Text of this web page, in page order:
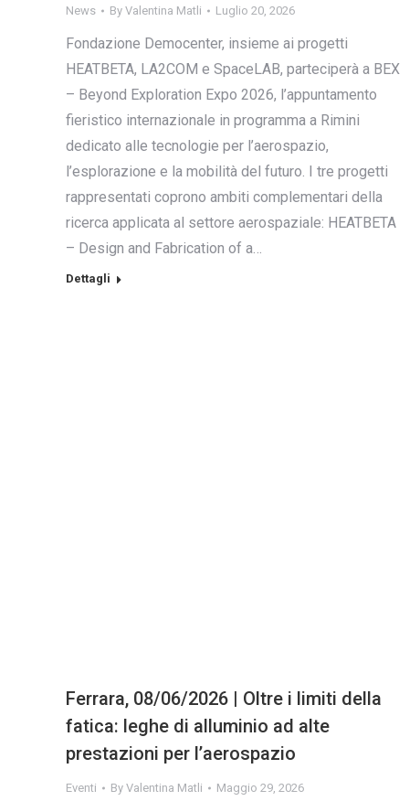
News By Valentina Matli Luglio 20, 2026
Fondazione Democenter, insieme ai progetti
HEATBETA, LA2COM e SpaceLAB, parteciperà a BEX
– Beyond Exploration Expo 2026, l’appuntamento
fieristico internazionale in programma a Rimini
dedicato alle tecnologie per l’aerospazio,
l’esplorazione e la mobilità del futuro. I tre progetti
rappresentati coprono ambiti complementari della
ricerca applicata al settore aerospaziale: HEATBETA
– Design and Fabrication of a…
Dettagli
Ferrara, 08/06/2026 | Oltre i limiti della
fatica: leghe di alluminio ad alte
prestazioni per l’aerospazio
Eventi By Valentina Matli Maggio 29, 2026